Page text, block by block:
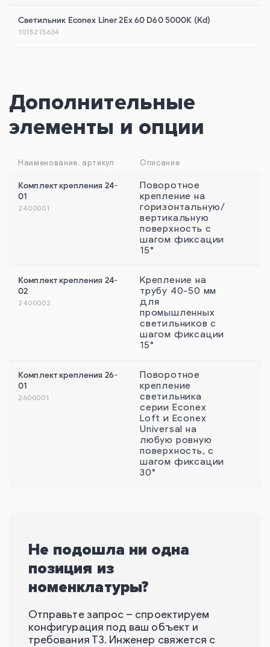
Светильник Econex Liner 2Ex 60 D60 5000К (Kd)
1015215634
Дополнительные
элементы и опции
Наименование, артикул Описание
Комплект крепления 24-
01
2400001
Поворотное
крепление на
горизонтальную/
вертикальную
поверхность с
шагом фиксации
15°
Комплект крепления 24-
02
2400002
Крепление на
трубу 40-50 мм
для
промышленных
светильников с
шагом фиксации
15°
Комплект крепления 26-
01
2600001
Поворотное
крепление
светильника
серии Econex
Loft и Econex
Universal на
любую ровную
поверхность, с
шагом фиксации
30°
Не подошла ни одна
позиция из
номенклатуры?
Отправьте запрос – спроектируем
конфигурация под ваш объект и
требования ТЗ. Инженер свяжется с